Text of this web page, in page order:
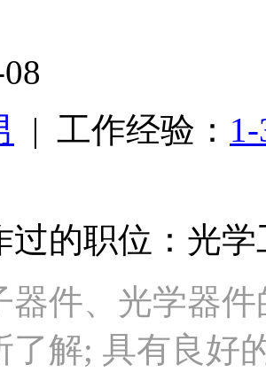
| 工作经验：
过的职位：光
器件、光学器
了解; 具有良好